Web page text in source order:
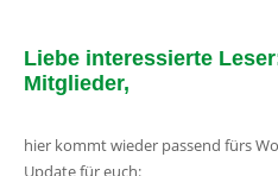
Liebe interessierte
Mitglieder,
hier kommt wieder passend fürs
Update für euch: